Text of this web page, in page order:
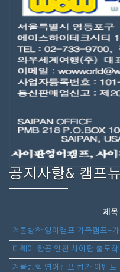
공지사항& 캠프
제목
티웨이 항공 인천 사이판 출도